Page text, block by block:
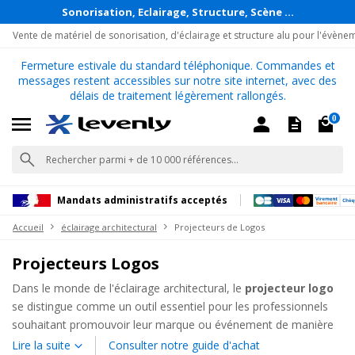
Sonorisation, Eclairage, Structure, Scène ...
Vente de matériel de sonorisation, d'éclairage et structure alu pour
Fermeture estivale du standard téléphonique. Commandes et
messages restent accessibles sur notre site internet, avec des
délais de traitement légèrement rallongés.
0
Mandats administratifs acceptés
Accueil éclairage architectural Projecteurs de Logos
Projecteurs Logos
Dans le monde de l'éclairage architectural, le projecteur logo
se distingue comme un outil essentiel pour les professionnels
souhaitant promouvoir leur marque ou événement de manière
visuelle et impactante. Cette catégorie de produits offre une
Lire la suite Consulter notre guide d'achat